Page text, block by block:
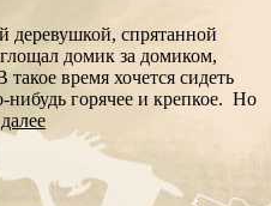
деревушкой, спрятанной
домик за домиком,
время хочется сидеть
нибудь горячее и крепкое. Но